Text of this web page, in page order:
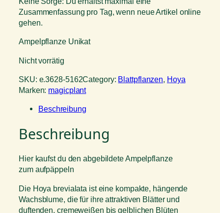
Zusammenfassung pro Tag, wenn neue Artikel online
gehen.
Ampelpflanze Unikat
Nicht vorrätig
SKU: e.3628-5162Category: Blattpflanzen, Hoya
Marken: magicplant
Beschreibung
Beschreibung
Hier kaufst du den abgebildete Ampelpflanze
zum aufpäppeln
Die Hoya brevialata ist eine kompakte, hängende
Wachsblume, die für ihre attraktiven Blätter und
duftenden, cremeweißen bis gelblichen Blüten